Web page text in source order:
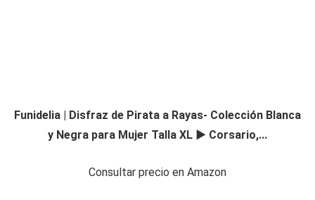
Funidelia | Disfraz de Pirata a Rayas- Colección Blanca
y Negra para Mujer Talla XL ▶ Corsario,...
Consultar precio en Amazon